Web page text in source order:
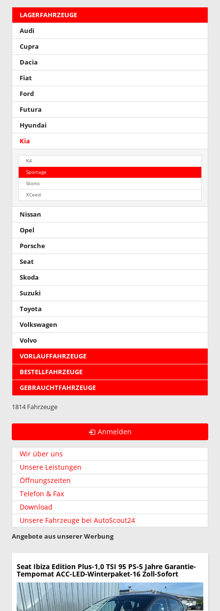
LAGERFAHRZEUGE
Audi
Cupra
Dacia
Fiat
Ford
Futura
Hyundai
Kia
K4
Sportage
Stonic
XCeed
Nissan
Opel
Porsche
Seat
Skoda
Suzuki
Toyota
Volkswagen
Volvo
VORLAUFFAHRZEUGE
BESTELLFAHRZEUGE
GEBRAUCHTFAHRZEUGE
1814 Fahrzeuge
Anmelden
Wir über uns
Unsere Leistungen
Öffnungszeiten
Telefon & Fax
Download
Unsere Fahrzeuge bei AutoScout24
Angebote aus unserer Werbung
Seat Ibiza Edition Plus-1,0 TSI 95 PS-5 Jahre Garantie-
Tempomat ACC-LED-Winterpaket-16 Zoll-Sofort